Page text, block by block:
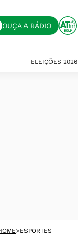
OUÇA A RÁDIO
ELEIÇÕES 2026
>ESPORTES